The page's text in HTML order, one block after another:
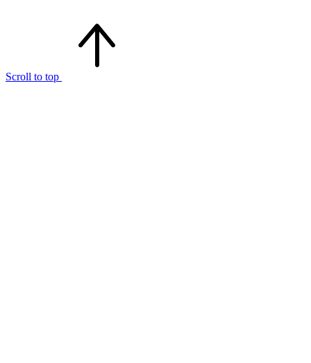
Scroll to top